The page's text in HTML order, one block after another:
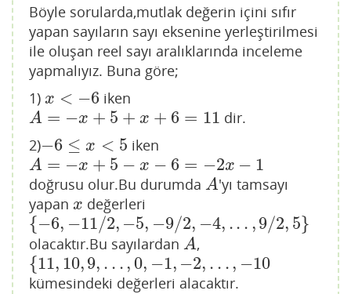
Böyle sorularda,mutlak değerin içini sıfır
yapan sayıların sayı eksenine yerleştirilmesi
ile oluşan reel sayı aralıklarında inceleme
yapmalıyız. Buna göre;
1) x < −6
x< −6 iken
A = −x + 5 + x + 6 = 11
A= −x +5+x +6 =11
dir.
2)−6 ≤ x < 5
−6≤ x<5 iken
A = −x + 5 − x − 6 = −2x − 1
A= −x +5−x −6 =− 2x −1
doğrusu olur.Bu durumda A
A 'yı tamsayı
yapan x
x değerleri
{−6, −11/2, −5, −9/2, −4, .. . ,9/2, 5}
{ −6,−11/2,−5,− 9/2,− 4,...,9/2 ,5}
olacaktır.Bu sayılardan A
A ,
{11, 10,9, . . .,0, −1, −2, . . ., −10
{ 11,10,9,. ..,0, − 1 ,−2, ..,−10
kümesindeki değerleri alacaktır.